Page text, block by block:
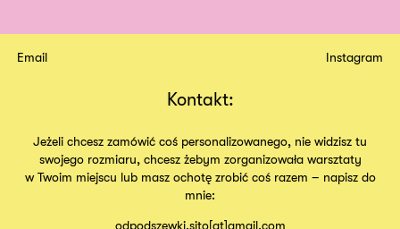
Email Instagram
Kontakt:
Jeżeli chcesz zamówić coś personalizowanego, nie widzisz tu
swojego rozmiaru, chcesz żebym zorganizowała warsztaty
w Twoim miejscu lub masz ochotę zrobić coś razem – napisz do
mnie:
odpodszewki.sito[at]gmail.com